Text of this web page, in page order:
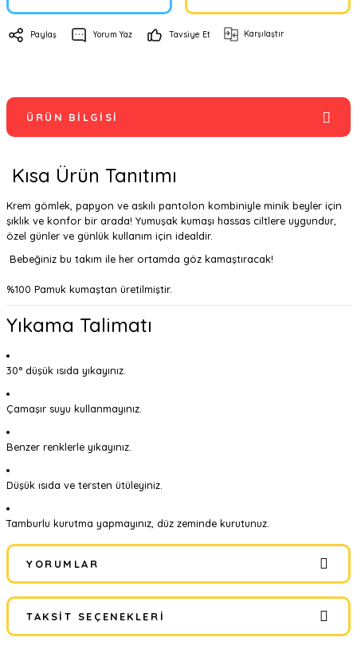
Paylaş Yorum Yaz Tavsiye Et Karşılaştır
ÜRÜN BILGISI
Kısa Ürün Tanıtımı
Krem gömlek, papyon ve askılı pantolon kombiniyle minik beyler için
şıklık ve konfor bir arada! Yumuşak kumaşı hassas ciltlere uygundur,
özel günler ve günlük kullanım için idealdir.
Bebeğiniz bu takım ile her ortamda göz kamaştıracak!
%100 Pamuk kumaştan üretilmiştir.
Yıkama Talimatı
30° düşük ısıda yıkayınız.
Çamaşır suyu kullanmayınız.
Benzer renklerle yıkayınız.
Düşük ısıda ve tersten ütüleyiniz.
Tamburlu kurutma yapmayınız, düz zeminde kurutunuz.
YORUMLAR
Bu ürüne ilk yorumu siz yapın!
TAKSIT SEÇENEKLERI